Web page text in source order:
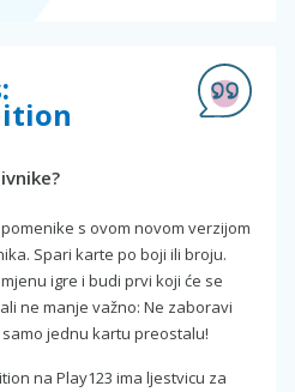
s ovom novom verzijom
Spari karte po boji ili broju.
igre i budi prvi koji će se
ne manje važno: Ne zaboravi
jednu kartu preostalu!
na Play123 ima ljestvicu za